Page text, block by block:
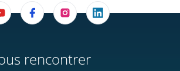
rencontrer